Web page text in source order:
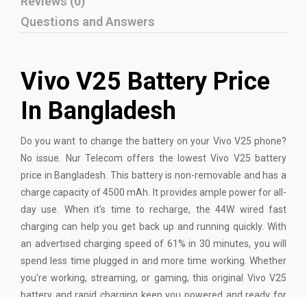
Questions and Answers
Vivo V25 Battery Price
In Bangladesh
Do you want to change the battery on your Vivo V25 phone?
No issue. Nur Telecom offers the lowest Vivo V25 battery
price in Bangladesh. This battery is non-removable and has a
charge capacity of 4500 mAh. It provides ample power for all-
day use. When it's time to recharge, the 44W wired fast
charging can help you get back up and running quickly. With
an advertised charging speed of 61% in 30 minutes, you will
spend less time plugged in and more time working. Whether
you're working, streaming, or gaming, this original Vivo V25
battery and rapid charging keep you powered and ready for